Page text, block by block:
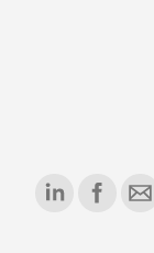
Find us on: